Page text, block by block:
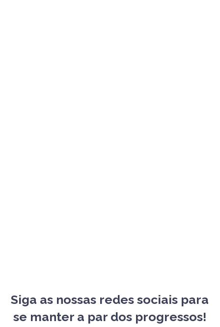
Siga as nossas redes sociais para
se manter a par dos progressos!